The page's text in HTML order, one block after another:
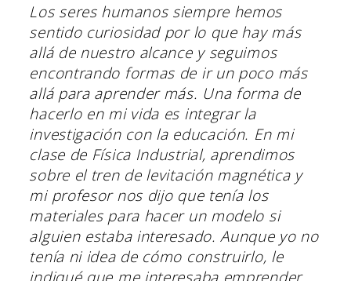
Los seres humanos siempre hemos
sentido curiosidad por lo que hay más
allá de nuestro alcance y seguimos
encontrando formas de ir un poco más
allá para aprender más. Una forma de
hacerlo en mi vida es integrar la
investigación con la educación. En mi
clase de Física Industrial, aprendimos
sobre el tren de levitación magnética y
mi profesor nos dijo que tenía los
materiales para hacer un modelo si
alguien estaba interesado. Aunque yo no
tenía ni idea de cómo construirlo, le